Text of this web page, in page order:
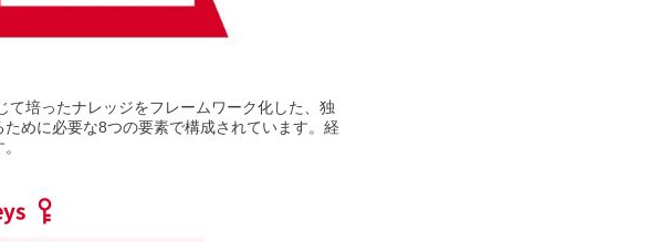
培ったナレッジをフレームワーク化した、独
めに必要な8つの要素で構成されています。経